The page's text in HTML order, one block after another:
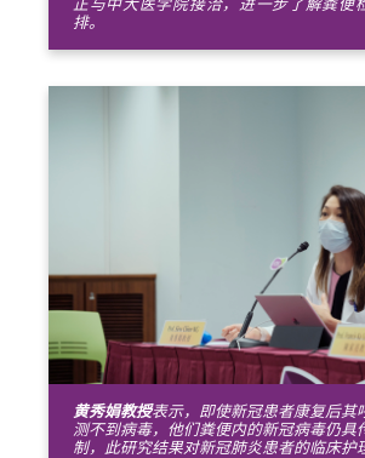
正与中大医学院接洽，进一步了解粪便
排。
黄秀娟教授表示，即使新冠患者康复后其
测不到病毒，他们粪便内的新冠病毒仍具
制，此研究结果对新冠肺炎患者的临床护